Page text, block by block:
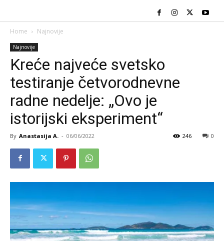
Home Najnovije
Najnovije
Kreće najveće svetsko
testiranje četvorodnevne
radne nedelje: „Ovo je
istorijski eksperiment“
By Anastasija A. - 06/06/2022 0
246